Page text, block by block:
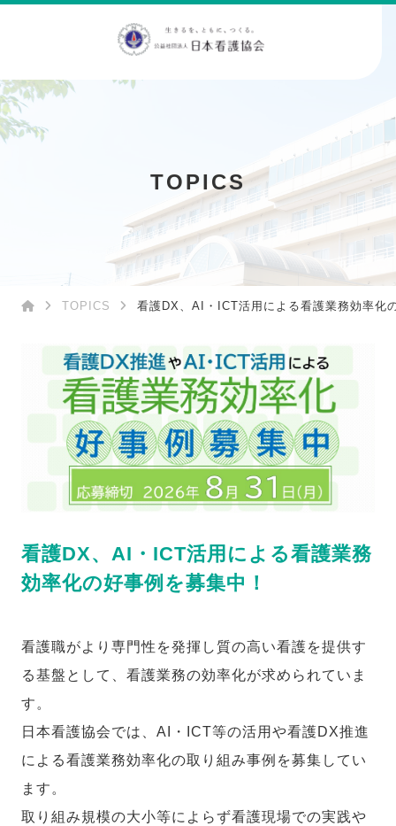
TOPICS
TOPICS 看護DX、AI・ICT活用による看護業務効率化
看護DX、AI・ICT活用による看護業務
効率化の好事例を募集中！
看護職がより専門性を発揮し質の高い看護を提供す
る基盤として、看護業務の効率化が求められていま
す。
日本看護協会では、AI・ICT等の活用や看護DX推進
による看護業務効率化の取り組み事例を募集してい
ます。
取り組み規模の大小等によらず看護現場での実践や